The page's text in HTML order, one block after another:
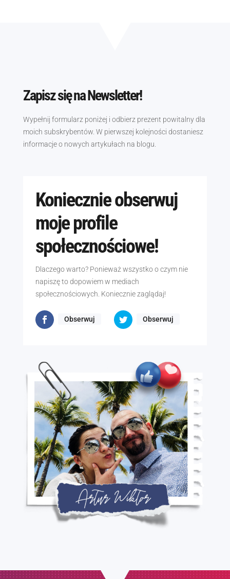
Zapisz się na Newsletter!
Wypełnij formularz poniżej i odbierz prezent powitalny dla
moich subskrybentów. W pierwszej kolejności dostaniesz
informacje o nowych artykułach na blogu.
Koniecznie obserwuj
moje profile
społecznościowe!
Dlaczego warto? Ponieważ wszystko o czym nie
napiszę to dopowiem w mediach
społecznościowych. Koniecznie zaglądaj!
Obserwuj Obserwuj